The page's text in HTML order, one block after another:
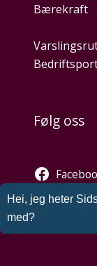
Bærekraft
Følg oss
Twitter
Hei, jeg heter
med?